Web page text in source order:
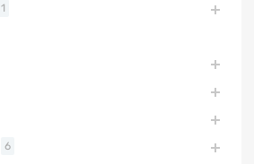
1
6